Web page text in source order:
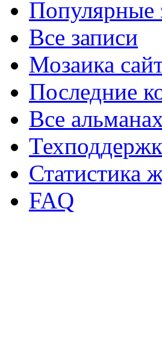
Популярные
Все записи
Мозаика
Последние
Все
Статистика
FAQ